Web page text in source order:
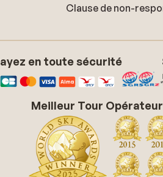
Clause de non-
en toute sécurité
Meilleur Tour